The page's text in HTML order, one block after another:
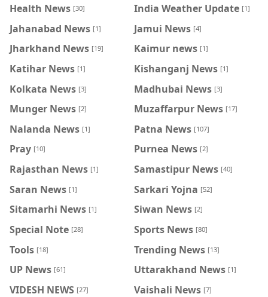
Health News [30] India Weather Update [1]
Jahanabad News [1] Jamui News [4]
Jharkhand News [19] Kaimur news [1]
Katihar News [1] Kishanganj News [1]
Kolkata News [3] Madhubai News [3]
Munger News [2] Muzaffarpur News [17]
Nalanda News [1] Patna News [107]
Pray [10] Purnea News [2]
Rajasthan News [1] Samastipur News [40]
Saran News [1] Sarkari Yojna [52]
Sitamarhi News [1] Siwan News [2]
Special Note [28] Sports News [80]
Tools [18] Trending News [13]
UP News [61] Uttarakhand News [1]
VIDESH NEWS [27] Vaishali News [7]